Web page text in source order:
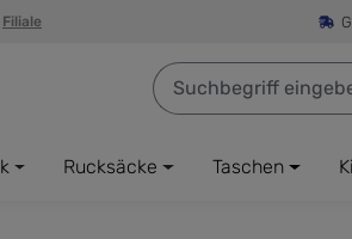
Filiale
Rucksäcke Taschen